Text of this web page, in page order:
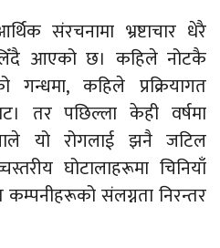
संरचनामा भ्रष्टाचार धेरै
आएको छ। कहिले नोटकै
गन्धमा, कहिले प्रक्रियागत
तर पछिल्ला केही वर्षमा
यो रोगलाई झनै जटिल
घोटालाहरूमा चिनियाँ
कम्पनीहरूको संलग्नता निरन्तर